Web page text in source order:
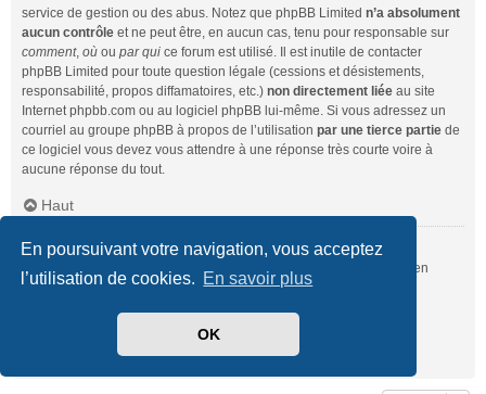
En poursuivant votre navigation, vous acceptez
l’utilisation de cookies. En savoir plus
OK
service de gestion ou des abus. Notez que phpBB Limited n’a absolument
aucun contrôle et ne peut être, en aucun cas, tenu pour responsable sur
comment, où ou par qui ce forum est utilisé. Il est inutile de contacter
phpBB Limited pour toute question légale (cessions et désistements,
responsabilité, propos diffamatoires, etc.) non directement liée au site
Internet phpbb.com ou au logiciel phpBB lui-même. Si vous adressez un
courriel au groupe phpBB à propos de l’utilisation par une tierce partie de
ce logiciel vous devez vous attendre à une réponse très courte voire à
aucune réponse du tout.
Haut
Comment puis-je contacter un administrateur du forum ?
Pour l’ensemble des utilisateurs du forum, vous pouvez utiliser le lien
« Nous contacter », si ce dernier a été activé par un administrateur.